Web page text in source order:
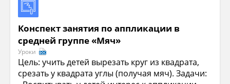
Конспект занятия по аппликации в
средней группе «Мяч»
Уроки
Цель: учить детей вырезать круг из квадрата,
срезать у квадрата углы (получая мяч). Задачи: